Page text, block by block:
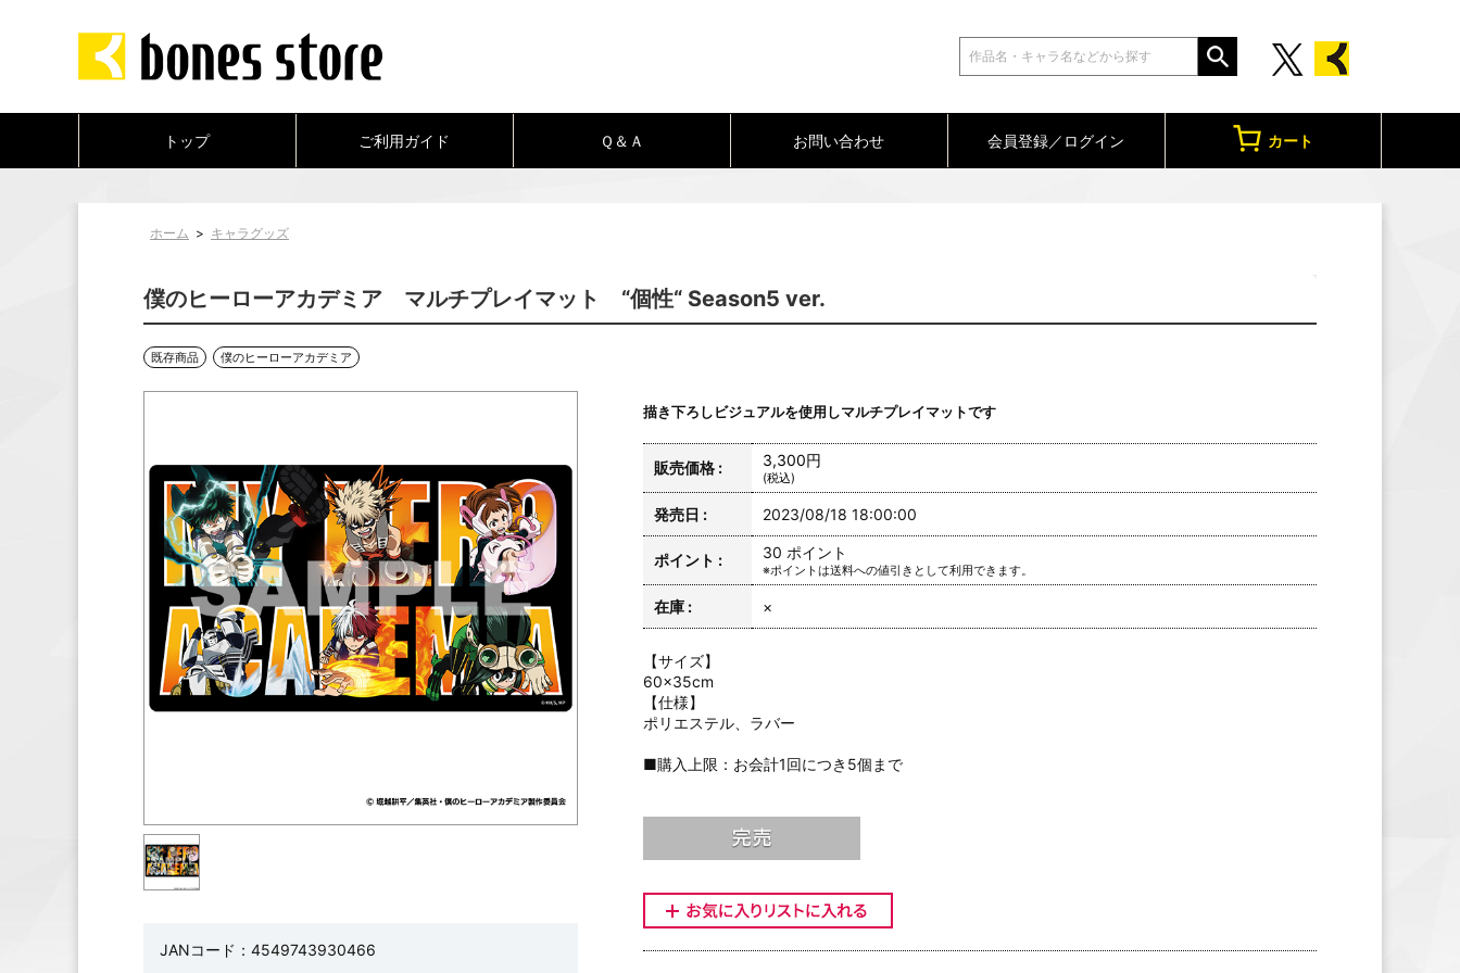
トップ ご利用ガイド Ｑ＆Ａ お問い合わせ 会員登録／ログイン カート
ホーム > キャラグッズ
僕のヒーローアカデミア マルチプレイマット “個性“ Season5 ver.
既存商品 僕のヒーローアカデミア
JANコード：4549743930466
描き下ろしビジュアルを使用しマルチプレイマットです
販売価格 : 3,300円
(税込)
発売日 : 2023/08/18 18:00:00
ポイント : 30 ポイント
※ポイントは送料への値引きとして利用できます。
在庫 : ×
【サイズ】
60×35cm
【仕様】
ポリエステル、ラバー
■購入上限：お会計1回につき5個まで